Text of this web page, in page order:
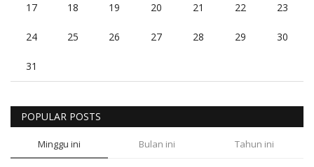
17 18 19 20 21 22 23
24 25 26 27 28 29 30
31
POPULAR POSTS
Minggu ini Bulan ini Tahun ini